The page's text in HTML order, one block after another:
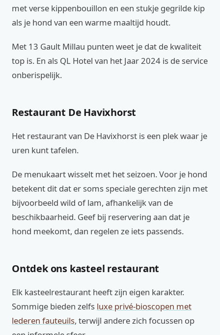
met verse kippenbouillon en een stukje gegrilde kip
als je hond van een warme maaltijd houdt.
Met 13 Gault Millau punten weet je dat de kwaliteit
top is. En als QL Hotel van het Jaar 2024 is de service
onberispelijk.
Restaurant De Havixhorst
Het restaurant van De Havixhorst is een plek waar je
uren kunt tafelen.
De menukaart wisselt met het seizoen. Voor je hond
betekent dit dat er soms speciale gerechten zijn met
bijvoorbeeld wild of lam, afhankelijk van de
beschikbaarheid. Geef bij reservering aan dat je
hond meekomt, dan regelen ze iets passends.
Ontdek ons kasteel restaurant
Elk kasteelrestaurant heeft zijn eigen karakter.
Sommige bieden zelfs luxe privé-bioscopen met
lederen fauteuils, terwijl andere zich focussen op